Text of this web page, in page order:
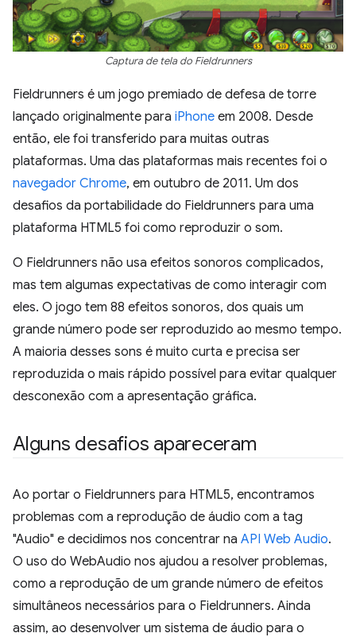
Captura de tela do Fieldrunners
Fieldrunners é um jogo premiado de defesa de torre
lançado originalmente para iPhone em 2008. Desde
então, ele foi transferido para muitas outras
plataformas. Uma das plataformas mais recentes foi o
navegador Chrome, em outubro de 2011. Um dos
desafios da portabilidade do Fieldrunners para uma
plataforma HTML5 foi como reproduzir o som.
O Fieldrunners não usa efeitos sonoros complicados,
mas tem algumas expectativas de como interagir com
eles. O jogo tem 88 efeitos sonoros, dos quais um
grande número pode ser reproduzido ao mesmo tempo.
A maioria desses sons é muito curta e precisa ser
reproduzida o mais rápido possível para evitar qualquer
desconexão com a apresentação gráfica.
Alguns desafios apareceram
Ao portar o Fieldrunners para HTML5, encontramos
problemas com a reprodução de áudio com a tag
"Audio" e decidimos nos concentrar na API Web Audio.
O uso do WebAudio nos ajudou a resolver problemas,
como a reprodução de um grande número de efeitos
simultâneos necessários para o Fieldrunners. Ainda
assim, ao desenvolver um sistema de áudio para o